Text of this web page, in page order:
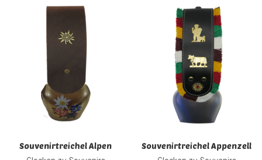
Zur Vergleichsliste hinzufügen
Schnellansicht
Souvenirtreichel Alpen Souvenirtreichel Appenzell